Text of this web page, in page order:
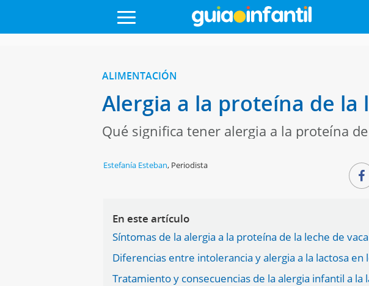
ALIMENTACIÓN
Alergia a la proteína de la
Qué significa tener alergia a la proteína
Estefanía Esteban, Periodista
En este artículo
Síntomas de la alergia a la proteína de la leche de
Diferencias entre intolerancia y alergia a la lactosa en
Tratamiento y consecuencias de la alergia infantil a la